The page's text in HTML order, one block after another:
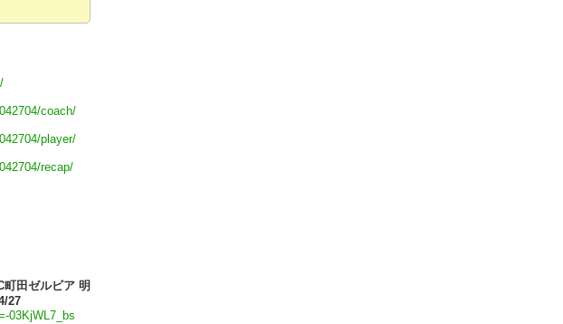
coach/
player/
recap/
田ゼルビア 明
27
03KjWL7_bs